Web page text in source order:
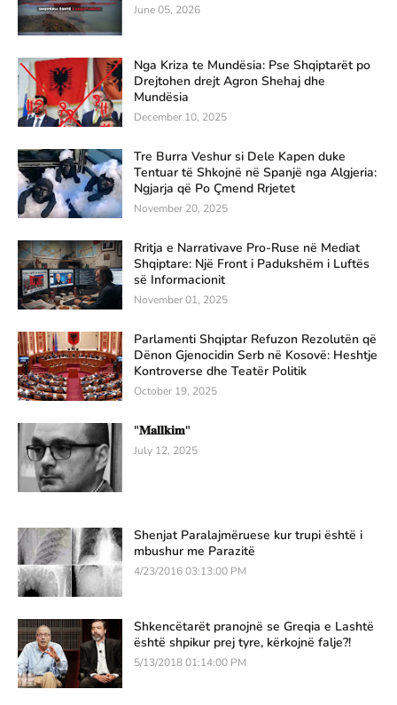
June 05, 2026
Nga Kriza te Mundësia: Pse Shqiptarët po
Drejtohen drejt Agron Shehaj dhe
Mundësia
December 10, 2025
Tre Burra Veshur si Dele Kapen duke
Tentuar të Shkojnë në Spanjë nga Algjeria:
Ngjarja që Po Çmend Rrjetet
November 20, 2025
Rritja e Narrativave Pro-Ruse në Mediat
Shqiptare: Një Front i Padukshëm i Luftës
së Informacionit
November 01, 2025
Parlamenti Shqiptar Refuzon Rezolutën që
Dënon Gjenocidin Serb në Kosovë: Heshtje
Kontroverse dhe Teatër Politik
October 19, 2025
"𝐌𝐚𝐥𝐥𝐤𝐢𝐦"
July 12, 2025
Shenjat Paralajmëruese kur trupi është i
mbushur me Parazitë
4/23/2016 03:13:00 PM
Shkencëtarët pranojnë se Greqia e Lashtë
është shpikur prej tyre, kërkojnë falje?!
5/13/2018 01:14:00 PM